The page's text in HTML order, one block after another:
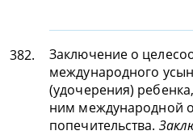
382.
Заключение о
международного
(удочерения)
ним международной
попечительства.